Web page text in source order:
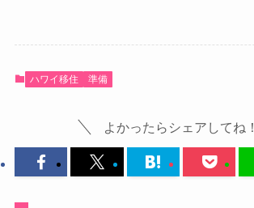
ハワイ移住 準備
よかったらシェアしてね！